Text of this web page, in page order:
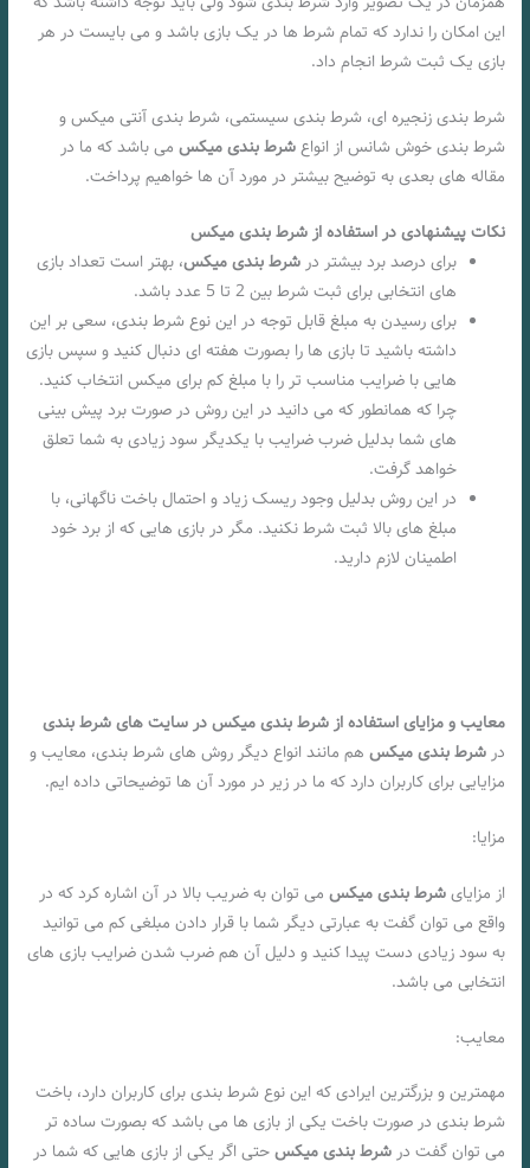
این امکان را ندارد که تمام شرط ها در یک بازی باشد و می بایست در هر
بازی یک ثبت شرط انجام داد.
شرط بندی زنجیره ای، شرط بندی سیستمی، شرط بندی آنتی میکس و
شرط بندی خوش شانس از انواعشرط بندی میکس می باشد که ما در
مقاله های بعدی به توضیح بیشتر در مورد آن ها خواهیم پرداخت.
نکات پیشنهادی در استفاده از شرط بندی میکس
برای درصد برد بیشتر درشرط بندی میکس، بهتر است تعداد بازی
های انتخابی برای ثبت شرط بین 2 تا 5 عدد باشد.
برای رسیدن به مبلغ قابل توجه در این نوع شرط بندی، سعی بر این
داشته باشید تا بازی ها را بصورت هفته ای دنبال کنید و سپس بازی
هایی با ضرایب مناسب تر را با مبلغ کم برای میکس انتخاب کنید.
چرا که همانطور که می دانید در این روش در صورت برد پیش بینی
های شما بدلیل ضرب ضرایب با یکدیگر سود زیادی به شما تعلق
خواهد گرفت.
در این روش بدلیل وجود ریسک زیاد و احتمال باخت ناگهانی، با
مبلغ های بالا ثبت شرط نکنید. مگر در بازی هایی که از برد خود
اطمینان لازم دارید.
معایب و مزایای استفاده از شرط بندی میکس در سایت های شرط بندی
درشرط بندی میکس هم مانند انواع دیگر روش های شرط بندی، معایب و
مزایایی برای کاربران دارد که ما در زیر در مورد آن ها توضیحاتی داده ایم.
مزایا:
از مزایایشرط بندی میکس می توان به ضریب بالا در آن اشاره کرد که در
واقع می توان گفت به عبارتی دیگر شما با قرار دادن مبلغی کم می توانید
به سود زیادی دست پیدا کنید و دلیل آن هم ضرب شدن ضرایب بازی های
انتخابی می باشد.
معایب:
مهمترین و بزرگترین ایرادی که این نوع شرط بندی برای کاربران دارد، باخت
شرط بندی در صورت باخت یکی از بازی ها می باشد که بصورت ساده تر
می توان گفت درشرط بندی میکسحتی اگر یکی از بازی هایی که شما در